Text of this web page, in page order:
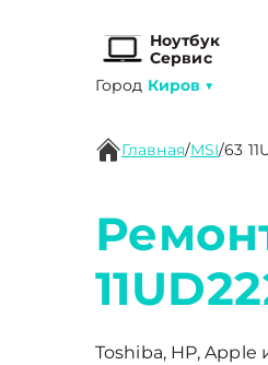
Ноутбук
Сервис
Город Киров ▼
Главная/MSI/63
Toshiba, HP,